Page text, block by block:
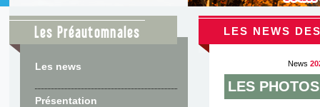
Les Préautomnales
Les news
Présentation
LES NEWS
News
LES